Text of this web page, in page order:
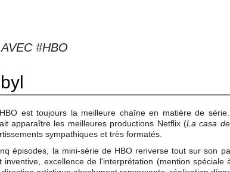
#HBO
est toujours la meilleure chaîne en matière de
apparaître les meilleures productions Netflix (La casa
sympathiques et très formatés.
épisodes, la mini-série de HBO renverse tout sur son
inventive, excellence de l'interprétation (mention spéciale